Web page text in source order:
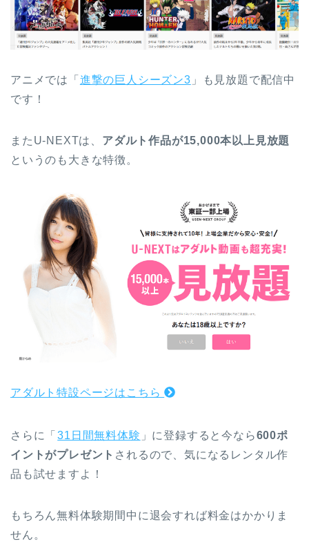
アニメでは「 進撃の巨人シーズン3 」も見放題で配信中
です！
またU-NEXTは、 アダルト作品が15,000本以上見放題
というのも大きな特徴。
アダルト特設ページはこちら
さらに「 31日間無料体験 」に登録すると今なら600ポ
イントがプレゼント されるので、気になるレンタル作
品も試せますよ！
もちろん無料体験期間中に退会すれば料金はかかりま
せん。